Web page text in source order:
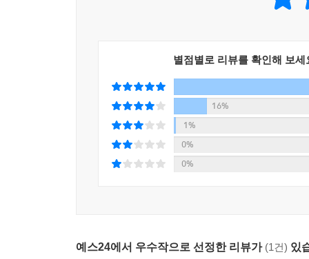
시장의 흔들림 속에서 Fed는 어떤 선택을 했을
해주었으니 아이가 방긋 웃지 않았을까요? 네, 긴
그리고 하나 더 있습니다. 금리 인하라는 말씀을
어져온 미국 금리 인상 사이클로 인해 가장 크게
다는 소식이 들려온 거죠. 그럼 그동안 억눌려 있
--- p.275
코로나 같은 예상치 못한 위기가 또 찾아온다면?
미중 무역 전쟁의 향방은?
미래를 예측한다는 것은 전문가들에게도 매우
때문이다. 우리는 지금 한 번도 가지 않은 길 앞
있다는 얘기다. 그러므로 이에 대한 효율적 대
쟁여두려는 심리가 강해져 달러는 강세를 보이
별점별로 리뷰를 확인해 보세
16%
1%
0%
0%
예스24에서 우수작으로 선정한 리뷰가 (1건) 있